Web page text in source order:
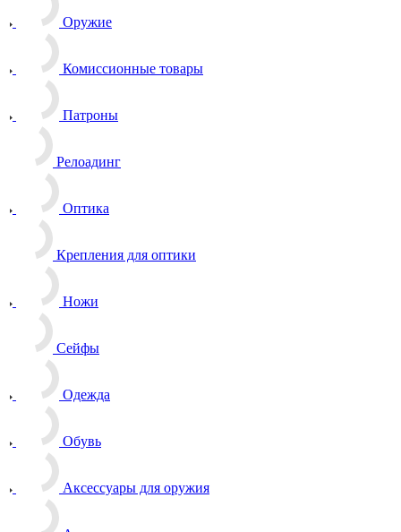
Оружие
Комиссионные товары
Патроны
Релоадинг
Оптика
Крепления для оптики
Ножи
Сейфы
Одежда
Обувь
Аксессуары для оружия